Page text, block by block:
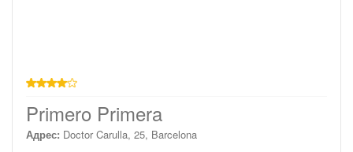
Primero Primera
Адрес: Doctor Carulla, 25, Barcelona